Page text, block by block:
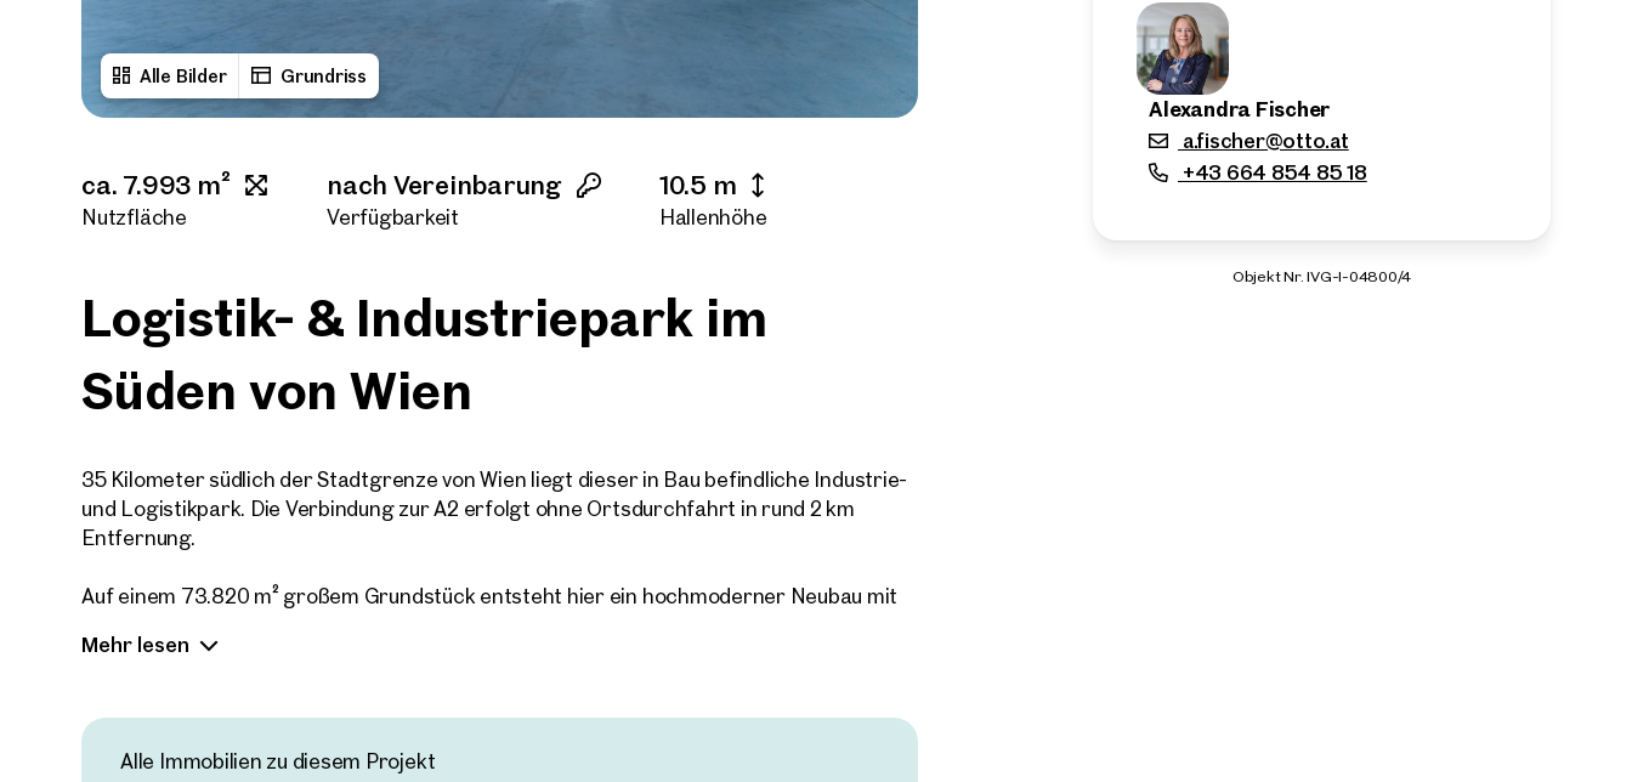
Alle Bilder Grundriss
ca. 7.993 m²
Nutzfläche
nach Vereinbarung
Verfügbarkeit
10.5 m
Hallenhöhe
Logistik- & Industriepark im
Süden von Wien
35 Kilometer südlich der Stadtgrenze von Wien liegt dieser in Bau befindliche Industrie-
und Logistikpark. Die Verbindung zur A2 erfolgt ohne Ortsdurchfahrt in rund 2 km
Entfernung.
Auf einem 73.820 m² großem Grundstück entsteht hier ein hochmoderner Neubau mit
Unterteilung in Hallenabschnitte ab rund 5.830 m² bis zu größeren Einheiten oder einer
Mehr lesen
Alle Immobilien zu diesem Projekt
Alexandra Fischer
a.fischer@otto.at
+43 664 854 85 18
Objekt Nr. IVG-I-04800/4